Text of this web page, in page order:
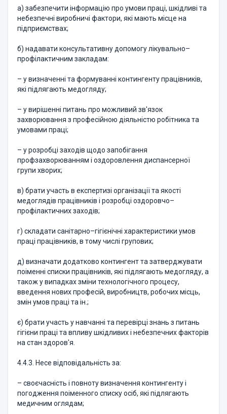
а) забезпечити інформацію про умови праці, шкідливі та
небезпечні виробничі фактори, які мають місце на
підприємствах;
б) надавати консультативну допомогу лікувально–
профілактичним закладам:
– у визначенні та формуванні контингенту працівників,
які підлягають медогляду;
– у вирішенні питань про можливий зв'язок
захворювання з професійною діяльністю робітника та
умовами праці;
– у розробці заходів щодо запобігання
профзахворюванням і оздоровлення диспансерної
групи хворих;
в) брати участь в експертизі організації та якості
медоглядів працівників і розробці оздоровчо–
профілактичних заходів;
г) складати санітарно–гігієнічні характеристики умов
праці працівників, в тому числі групових;
д) визначати додатково контингент та затверджувати
поіменні списки працівників, які підлягають медогляду, а
також у випадках зміни технологічного процесу,
введення нових професій, виробництв, робочих місць,
змін умов праці та ін.;
є) брати участь у навчанні та перевірці знань з питань
гігієни праці та впливу шкідливих і небезпечних факторів
на стан здоров'я.
4.4.3. Несе відповідальність за:
– своєчасність і повноту визначення контингенту і
погодження поіменного списку осіб, які підлягають
медичним оглядам;